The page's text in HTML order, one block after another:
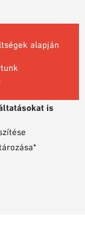
alapján
is